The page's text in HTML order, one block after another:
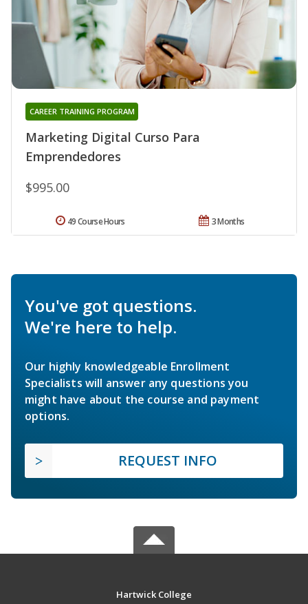
Marketing Digital Curso Para
Emprendedores
CAREER TRAINING PROGRAM
$995.00
3 Months
49 Course Hours
You've got questions.
We're here to help.
Our highly knowledgeable Enrollment
Specialists will answer any questions you
might have about the course and payment
options.
REQUEST INFO
Hartwick College